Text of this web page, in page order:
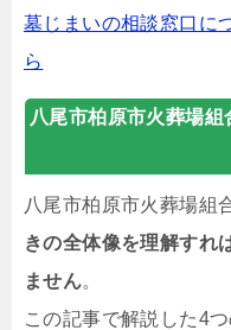
墓じまいの相談窓口に
ら
八尾市柏原市火葬場組
八尾市柏原市火葬場組
きの全体像を理解すれ
ません。
この記事で解説した4